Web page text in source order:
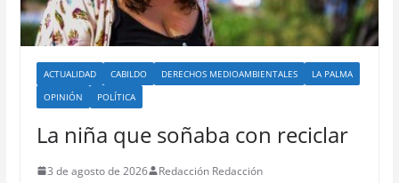
ACTUALIDAD CABILDO DERECHOS MEDIOAMBIENTALES
LA PALMA
OPINIÓN
POLÍTICA
La niña que soñaba con reciclar
3 de agosto de 2026 Redacción Redacción